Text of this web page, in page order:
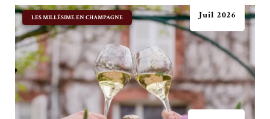
Juil 2026
LES MILLÉSIME EN CHAMPAGNE